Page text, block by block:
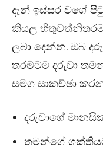
දැන් ඉස්සර වගේ
කියල හිතුවත්නිතරම
ලබා දෙන්න. ඔබ
තරමටම දරුවා
සමග සාකච්ඡා
දරුවාගේ
තමන්ගේ